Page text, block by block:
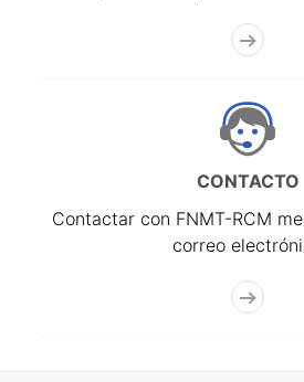
CONTACTO
Contactar con FNMT-RCM
correo